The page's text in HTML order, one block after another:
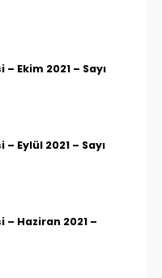
– Ekim 2021 – Sayı
– Eylül 2021 – Sayı
– Haziran 2021 –